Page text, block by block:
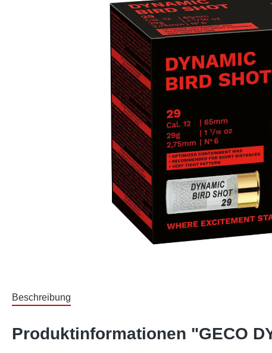
Beschreibung
Produktinformationen "GECO